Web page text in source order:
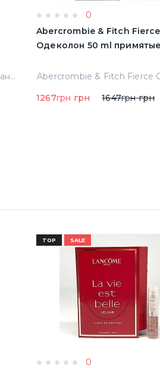
A.banderas The Icon Парфюмированная вода 100 ml Тестер
0
Abercrombie & Fitch Fierce
Одеколон 50 ml
1267грн грн 1647грнгрн
TOP SALE
0